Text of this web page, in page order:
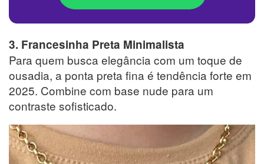
3. Francesinha Preta Minimalista
Para quem busca elegância com um toque de
ousadia, a ponta preta fina é tendência forte em
2025. Combine com base nude para um
contraste sofisticado.